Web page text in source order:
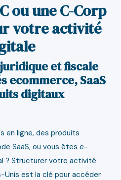
ou une C-Corp
votre activité
et fiscale
ecommerce, SaaS
digitaux
en ligne, des produits
SaaS, ou vous êtes e-
? Structurer votre activité
Unis est la clé pour accéder